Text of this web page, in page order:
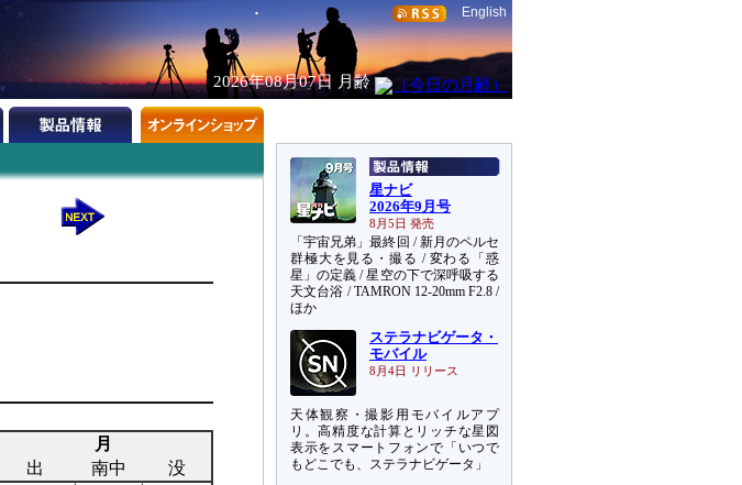
English
2026年08月07日 月齢
月
出 南中
没
星ナビ
2026年9月号
8月5日 発売
「宇宙兄弟」最終回 / 新月のペルセ
群極大を見る・撮る / 変わる「惑
星」の定義 / 星空の下で深呼吸する
天文台浴 / TAMRON 12-20mm F2.8 /
ほか
ステラナビゲータ・
モバイル
8月4日 リリース
天体観察・撮影用モバイルアプ
リ。高精度な計算とリッチな星図
表示をスマートフォンで「いつで
もどこでも、ステラナビゲータ」